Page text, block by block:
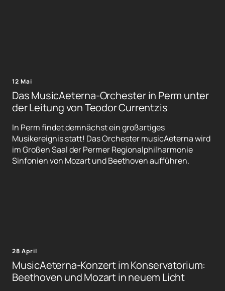
12 Mai
Das MusicAeterna-Orchester in Perm unter
der Leitung von Teodor Currentzis
In Perm findet demnächst ein großartiges
Musikereignis statt! Das Orchester musicAeterna wird
im Großen Saal der Permer Regionalphilharmonie
Sinfonien von Mozart und Beethoven aufführen.
28 April
MusicAeterna-Konzert im Konservatorium:
Beethoven und Mozart in neuem Licht